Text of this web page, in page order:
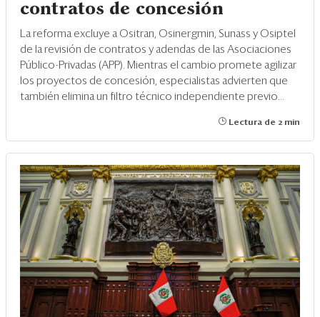
contratos de concesión
La reforma excluye a Ositran, Osinergmin, Sunass y Osiptel
de la revisión de contratos y adendas de las Asociaciones
Público-Privadas (APP). Mientras el cambio promete agilizar
los proyectos de concesión, especialistas advierten que
también elimina un filtro técnico independiente previo...
Lectura de 2 min